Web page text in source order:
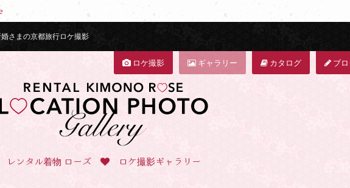
さまの京都旅行ロケ撮影
ロケ撮影 ギャラリー カタログ ブ
レンタル着物 ローズ ロケ撮影ギャラリー